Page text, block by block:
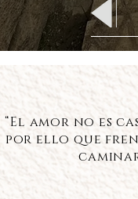
“El amor no es
por ello que